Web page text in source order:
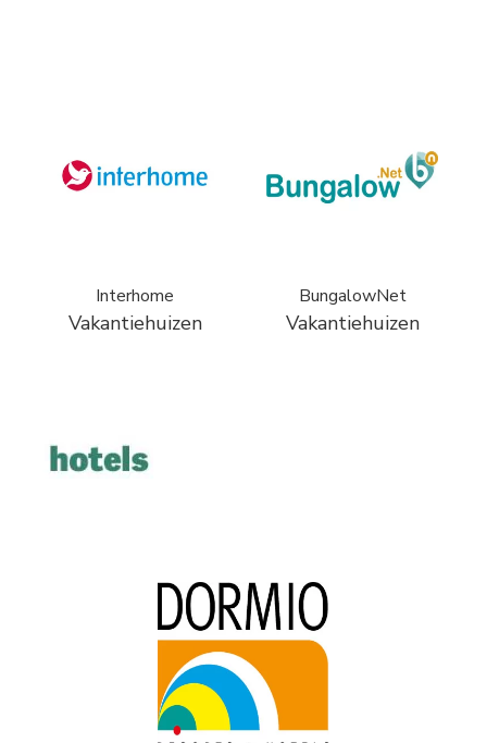
Interhome
Vakantiehuizen
BungalowNet
Vakantiehuizen